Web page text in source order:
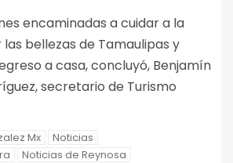
encaminadas a cuidar a la
bellezas de Tamaulipas y
a casa, concluyó, Benjamín
secretario de Turismo
Mx
Noticias
Noticias de Reynosa